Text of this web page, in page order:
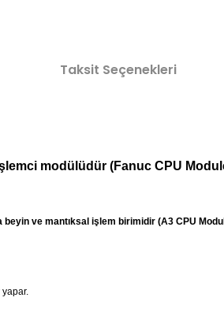
Taksit Seçenekleri
modülüdür (Fanuc CPU
beyin ve mantıksal işlem birimidir (A3 CPU